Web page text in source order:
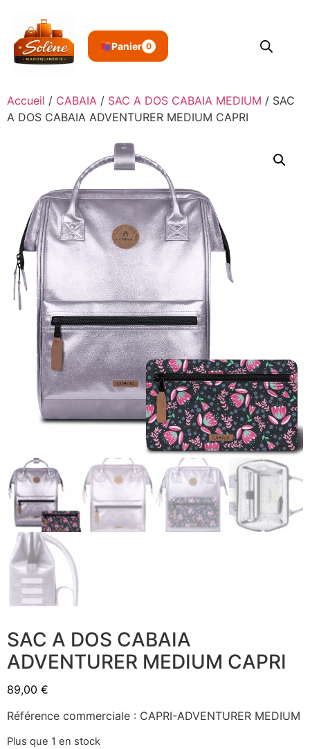
Panier 0
Accueil / CABAIA / SAC A DOS CABAIA MEDIUM / SAC
A DOS CABAIA ADVENTURER MEDIUM CAPRI
SAC A DOS CABAIA
ADVENTURER MEDIUM CAPRI
89,00 €
Référence commerciale : CAPRI-ADVENTURER MEDIUM
Plus que 1 en stock